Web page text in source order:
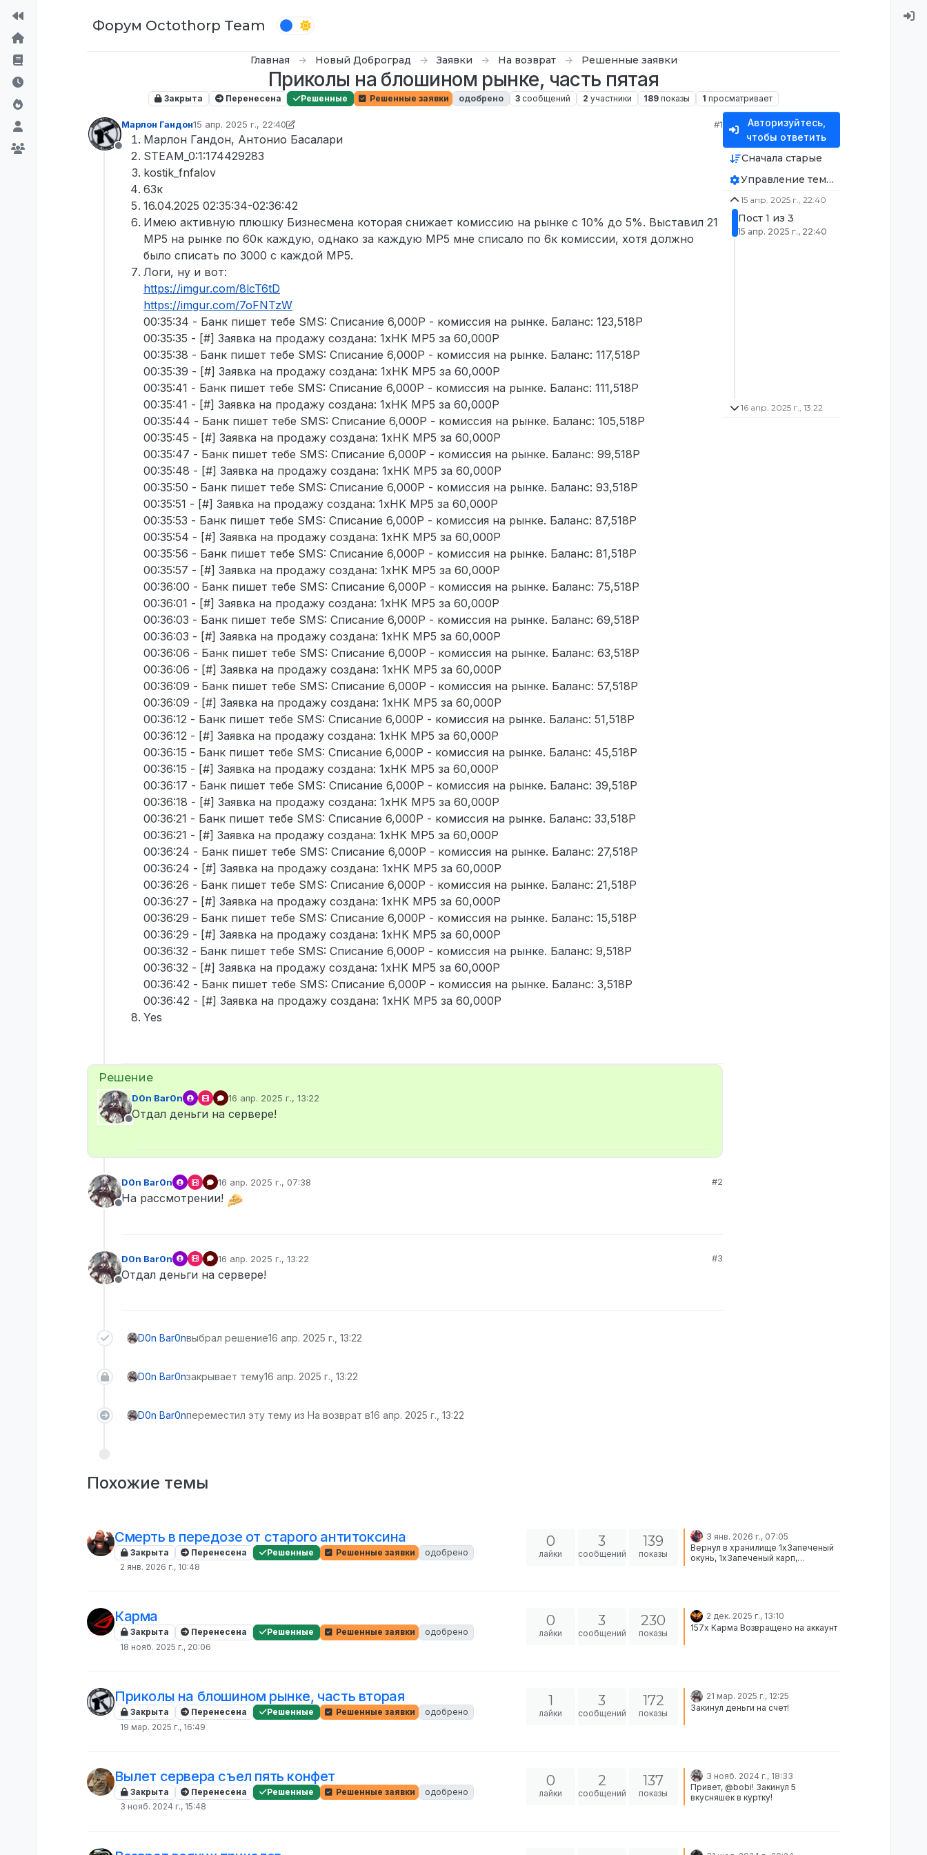
Форум Octothorp Team
Главная Новый Доброград Заявки На возврат Решенные заявки
Приколы на блошином рынке, часть пятая
Закрыта Перенесена Решенные Решенные заявки одобрено 3 сообщений 2 участники 189 показы 1 просматривает
Не в сети
Марлон Гандон15 апр. 2025 г., 22:40
отредактировано D0n Bar0n
#1
Марлон Гандон, Антонио Басалари
STEAM_0:1:174429283
kostik_fnfalov
63к
16.04.2025 02:35:34-02:36:42
Имею активную плюшку Бизнесмена которая снижает комиссию на рынке с 10% до 5%. Выставил 21
MP5 на рынке по 60к каждую, однако за каждую MP5 мне списало по 6к комиссии, хотя должно
было списать по 3000 с каждой MP5.
Логи, ну и вот:
https://imgur.com/8lcT6tD
https://imgur.com/7oFNTzW
00:35:34 - Банк пишет тебе SMS: Списание 6,000Р - комиссия на рынке. Баланс: 123,518Р
00:35:35 - [#] Заявка на продажу создана: 1xHK MP5 за 60,000Р
00:35:38 - Банк пишет тебе SMS: Списание 6,000Р - комиссия на рынке. Баланс: 117,518Р
00:35:39 - [#] Заявка на продажу создана: 1xHK MP5 за 60,000Р
00:35:41 - Банк пишет тебе SMS: Списание 6,000Р - комиссия на рынке. Баланс: 111,518Р
00:35:41 - [#] Заявка на продажу создана: 1xHK MP5 за 60,000Р
00:35:44 - Банк пишет тебе SMS: Списание 6,000Р - комиссия на рынке. Баланс: 105,518Р
00:35:45 - [#] Заявка на продажу создана: 1xHK MP5 за 60,000Р
00:35:47 - Банк пишет тебе SMS: Списание 6,000Р - комиссия на рынке. Баланс: 99,518Р
00:35:48 - [#] Заявка на продажу создана: 1xHK MP5 за 60,000Р
00:35:50 - Банк пишет тебе SMS: Списание 6,000Р - комиссия на рынке. Баланс: 93,518Р
00:35:51 - [#] Заявка на продажу создана: 1xHK MP5 за 60,000Р
00:35:53 - Банк пишет тебе SMS: Списание 6,000Р - комиссия на рынке. Баланс: 87,518Р
00:35:54 - [#] Заявка на продажу создана: 1xHK MP5 за 60,000Р
00:35:56 - Банк пишет тебе SMS: Списание 6,000Р - комиссия на рынке. Баланс: 81,518Р
00:35:57 - [#] Заявка на продажу создана: 1xHK MP5 за 60,000Р
00:36:00 - Банк пишет тебе SMS: Списание 6,000Р - комиссия на рынке. Баланс: 75,518Р
00:36:01 - [#] Заявка на продажу создана: 1xHK MP5 за 60,000Р
00:36:03 - Банк пишет тебе SMS: Списание 6,000Р - комиссия на рынке. Баланс: 69,518Р
00:36:03 - [#] Заявка на продажу создана: 1xHK MP5 за 60,000Р
00:36:06 - Банк пишет тебе SMS: Списание 6,000Р - комиссия на рынке. Баланс: 63,518Р
00:36:06 - [#] Заявка на продажу создана: 1xHK MP5 за 60,000Р
00:36:09 - Банк пишет тебе SMS: Списание 6,000Р - комиссия на рынке. Баланс: 57,518Р
00:36:09 - [#] Заявка на продажу создана: 1xHK MP5 за 60,000Р
00:36:12 - Банк пишет тебе SMS: Списание 6,000Р - комиссия на рынке. Баланс: 51,518Р
00:36:12 - [#] Заявка на продажу создана: 1xHK MP5 за 60,000Р
00:36:15 - Банк пишет тебе SMS: Списание 6,000Р - комиссия на рынке. Баланс: 45,518Р
00:36:15 - [#] Заявка на продажу создана: 1xHK MP5 за 60,000Р
00:36:17 - Банк пишет тебе SMS: Списание 6,000Р - комиссия на рынке. Баланс: 39,518Р
00:36:18 - [#] Заявка на продажу создана: 1xHK MP5 за 60,000Р
00:36:21 - Банк пишет тебе SMS: Списание 6,000Р - комиссия на рынке. Баланс: 33,518Р
00:36:21 - [#] Заявка на продажу создана: 1xHK MP5 за 60,000Р
00:36:24 - Банк пишет тебе SMS: Списание 6,000Р - комиссия на рынке. Баланс: 27,518Р
00:36:24 - [#] Заявка на продажу создана: 1xHK MP5 за 60,000Р
00:36:26 - Банк пишет тебе SMS: Списание 6,000Р - комиссия на рынке. Баланс: 21,518Р
00:36:27 - [#] Заявка на продажу создана: 1xHK MP5 за 60,000Р
00:36:29 - Банк пишет тебе SMS: Списание 6,000Р - комиссия на рынке. Баланс: 15,518Р
00:36:29 - [#] Заявка на продажу создана: 1xHK MP5 за 60,000Р
00:36:32 - Банк пишет тебе SMS: Списание 6,000Р - комиссия на рынке. Баланс: 9,518Р
00:36:32 - [#] Заявка на продажу создана: 1xHK MP5 за 60,000Р
00:36:42 - Банк пишет тебе SMS: Списание 6,000Р - комиссия на рынке. Баланс: 3,518Р
00:36:42 - [#] Заявка на продажу создана: 1xHK MP5 за 60,000Р
Yes
Не в сети
D0n Bar0n 16 апр. 2025 г., 13:22
отредактировано
Отдал деньги на сервере!
Не в сети
D0n Bar0n 16 апр. 2025 г., 07:38
отредактировано
#2
На рассмотрении!
Не в сети
D0n Bar0n 16 апр. 2025 г., 13:22
отредактировано
#3
Отдал деньги на сервере!
D0n Bar0nвыбрал решение16 апр. 2025 г., 13:22
D0n Bar0nзакрывает тему16 апр. 2025 г., 13:22
D0n Bar0nпереместил эту тему из На возврат в16 апр. 2025 г., 13:22
Авторизуйтесь,
чтобы ответить
Сначала старые
Управление темой
15 апр. 2025 г., 22:40
Пост 1 из 3
15 апр. 2025 г., 22:40
16 апр. 2025 г., 13:22
Похожие темы
Смерть в передозе от старого антитоксина
Закрыта Перенесена Решенные Решенные заявки
одобрено
2 янв. 2026 г., 10:48
0
лайки
3
сообщений
139
показы
3 янв. 2026 г., 07:05
Вернул в хранилище 1xЗапеченый
окунь, 1xЗапеченый карп,
Карма
Закрыта Перенесена Решенные Решенные заявки
одобрено
18 нояб. 2025 г., 20:06
0
лайки
3
сообщений
230
показы
2 дек. 2025 г., 13:10
157х Карма Возвращено на аккаунт
Приколы на блошином рынке, часть вторая
Закрыта Перенесена Решенные Решенные заявки
одобрено
19 мар. 2025 г., 16:49
1
лайки
3
сообщений
172
показы
21 мар. 2025 г., 12:25
Закинул деньги на счет!
Вылет сервера съел пять конфет
Закрыта Перенесена Решенные Решенные заявки
одобрено
3 нояб. 2024 г., 15:48
0
лайки
2
сообщений
137
показы
3 нояб. 2024 г., 18:33
Привет, @bobi! Закинул 5
вкусняшек в куртку!